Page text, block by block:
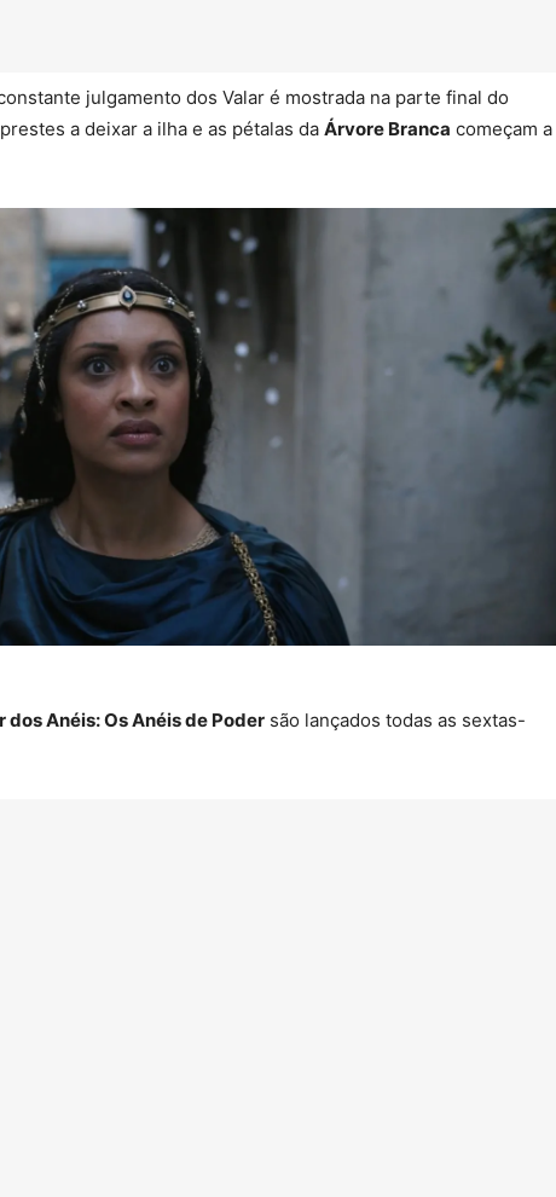
julgamento dos Valar é mostrada na parte final do
a deixar a ilha e as pétalas da Árvore Branca começam a
dos Anéis: Os Anéis de Poder são lançados todas as sextas-